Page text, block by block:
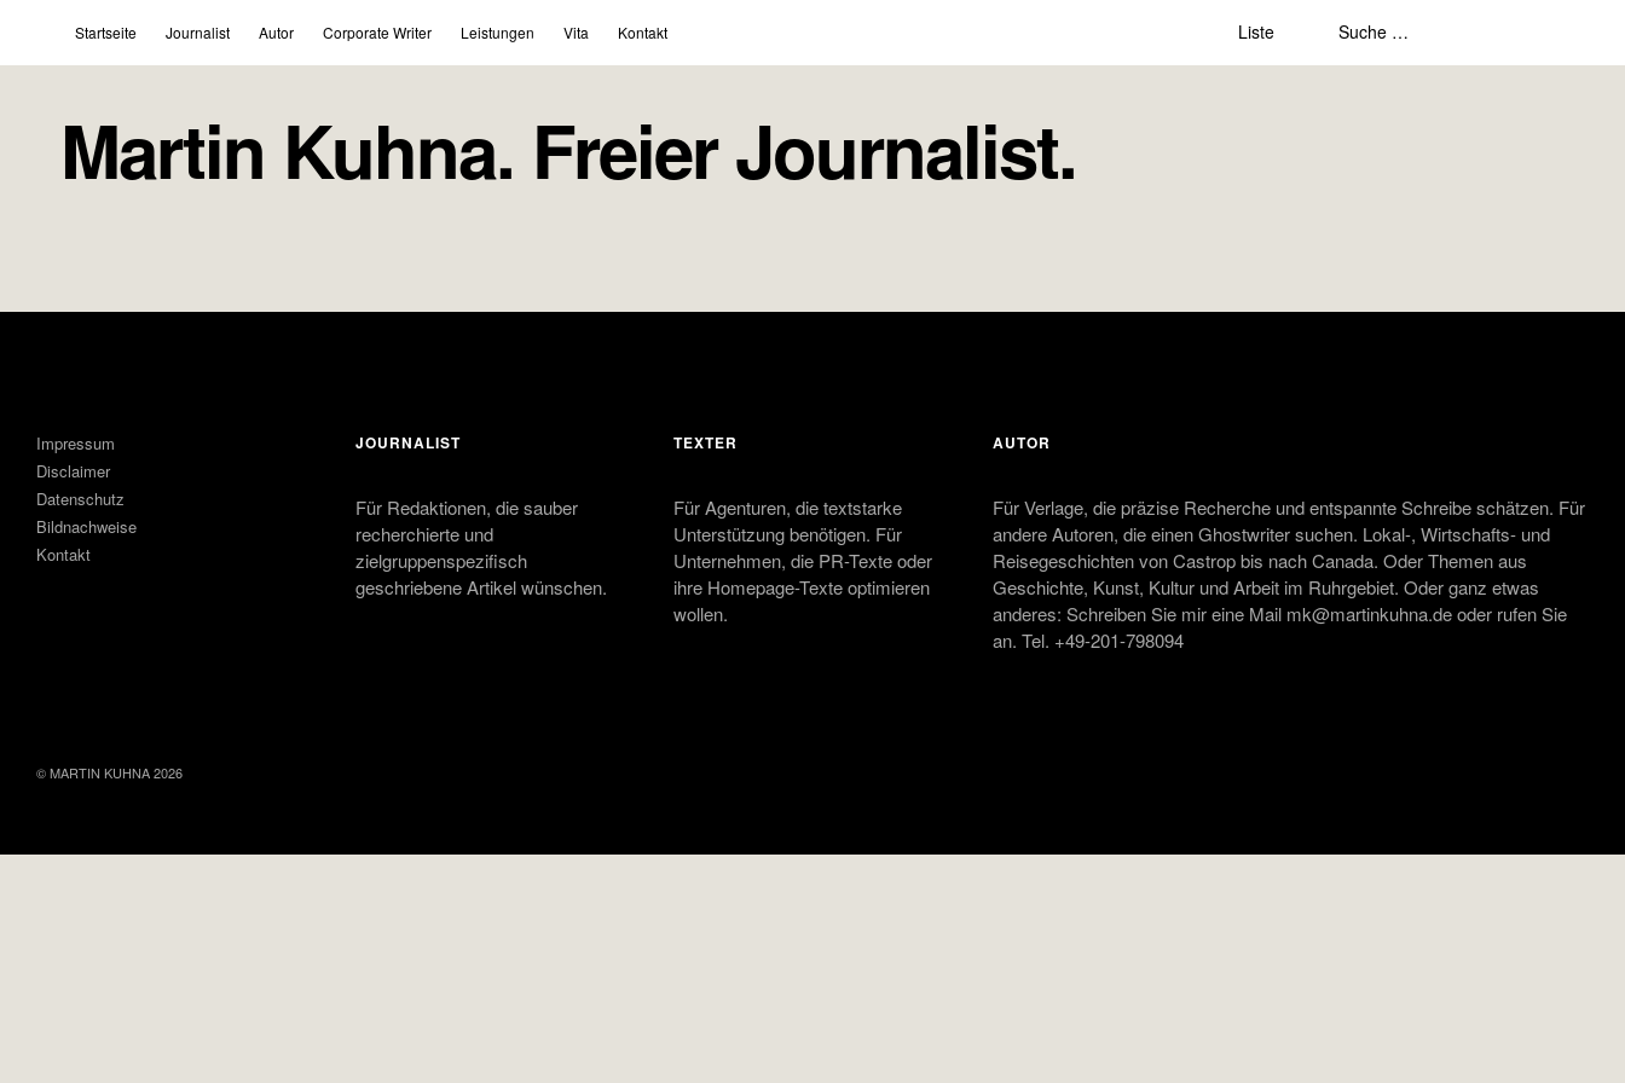
Startseite Journalist Autor Corporate Writer Leistungen Vita Kontakt Liste
Martin Kuhna. Freier Journalist.
Impressum
Disclaimer
Datenschutz
Bildnachweise
Kontakt
JOURNALIST
Für Redaktionen, die sauber
recherchierte und
zielgruppenspezifisch
geschriebene Artikel wünschen.
TEXTER
Für Agenturen, die textstarke
Unterstützung benötigen. Für
Unternehmen, die PR-Texte oder
ihre Homepage-Texte optimieren
wollen.
AUTOR
Für Verlage, die präzise Recherche und entspannte Schreibe schätzen. Für
andere Autoren, die einen Ghostwriter suchen. Lokal-, Wirtschafts- und
Reisegeschichten von Castrop bis nach Canada. Oder Themen aus
Geschichte, Kunst, Kultur und Arbeit im Ruhrgebiet. Oder ganz etwas
anderes: Schreiben Sie mir eine Mail mk@martinkuhna.de oder rufen Sie
an. Tel. +49-201-798094
© MARTIN KUHNA 2026